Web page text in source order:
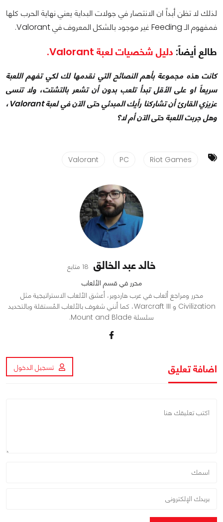
لذلك لا تظن أبداً ان الانتصار في جولات البداية يعني نهاية الحرب كلها
فمفهوم الـ Feeding غير موجود بالشكل المعروف في Valorant.
طالع أيضاً: دليل شخصيات لعبة Valorant.
كانت هذه مجموعة بأهم النصائح التي نقدمها لك لكي تفهم اللعبة
سريعاً او على الأقل تبدأ تلعب بدون أن تشعر بالتشتت، ولا تنسى
عزيزي القارئ أن تشاركنا رأيك المبدئي حتى الآن في لعبة Valorant،
وهل جربت اللعبة حتى الآن أم لا؟
Riot Games
PC
Valorant
خالد عبد الخالق 18 متابع
محرر في قسم الألعاب
محرر ومراجع ألعاب في عرب هاردوير، أعشق الألعاب الاستراتيجية مثل
Civilization و Warcraft III، كما أنني شغوف بالألعاب المُستقلة وبالتحديد
سلسلة Mount and Blade.
اضافة تعليق تسجيل الدخول